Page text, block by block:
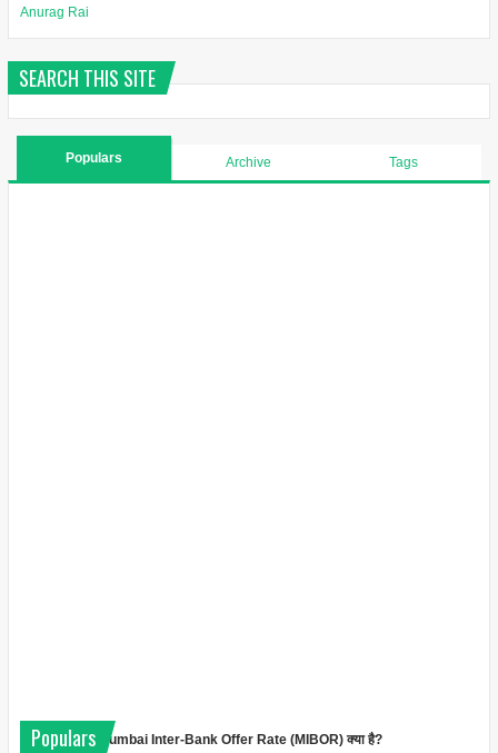
Anurag Rai
SEARCH THIS SITE
Populars Archive Tags
Populars
Mumbai Inter-Bank Offer Rate (MIBOR) क्या है?